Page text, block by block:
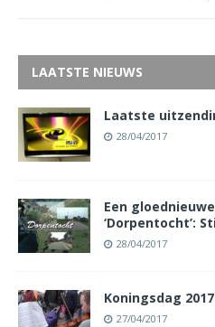
LAATSTE NIEUWS
Laatste
28/04/2017
Een
‘Dorpentocht’:
28/04/2017
Koningsdag 2017
27/04/2017